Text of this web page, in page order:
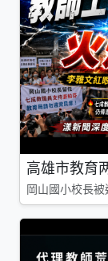
高雄市教育
岡山國小校長